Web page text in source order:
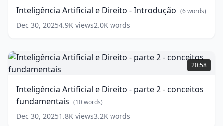
-
Introdução (6
Inteligência Artificial e Direito - Introdução (6words)
Dec 30, 20254.9K views2.0K words
Inteligência
Artificial
e
-
parte
2
20:58
Inteligência Artificial e Direito - parte 2 - conceitos
fundamentais (10words)
Dec 30, 20251.8K views3.2K words